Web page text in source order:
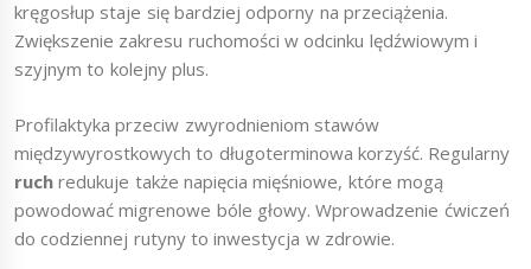
kręgosłup staje się bardziej odporny na przeciążenia.
Zwiększenie zakresu ruchomości w odcinku lędźwiowym i
szyjnym to kolejny plus.
Profilaktyka przeciw zwyrodnieniom stawów
międzywyrostkowych to długoterminowa korzyść. Regularny
ruch redukuje także napięcia mięśniowe, które mogą
powodować migrenowe bóle głowy. Wprowadzenie ćwiczeń
do codziennej rutyny to inwestycja w zdrowie.